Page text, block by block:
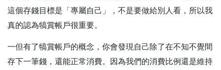
這個存錢目標是「專屬自己」，不是要做給別人看，所以我
真的認為犒賞帳戶很重要。
一但有了犒賞帳戶的概念，你會發現自己除了在不知不覺間
存下一筆錢，還能正常消費。因為我們的消費比例還是維持